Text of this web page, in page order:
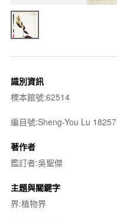
識別資訊
標本館號:62514
編目號:Sheng-You Lu 18257
著作者
鑑訂者:吳聖傑
主題與關鍵字
界:植物界